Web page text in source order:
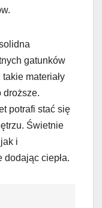
gatunków
materiały
droższe.
potrafi stać się
Świetnie
i
ciepła.